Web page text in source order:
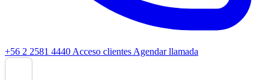
+56 2 2581 4440 Acceso clientes Agendar llamada